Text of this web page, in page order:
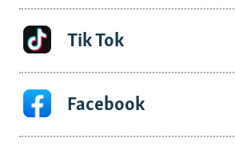
Tik Tok
Facebook